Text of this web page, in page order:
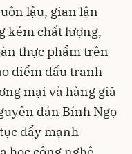
lậu, gian lận
kém chất lượng,
thực phẩm trên
điểm đấu tranh
mại và hàng giả
đán Bính Ngọ
đẩy mạnh